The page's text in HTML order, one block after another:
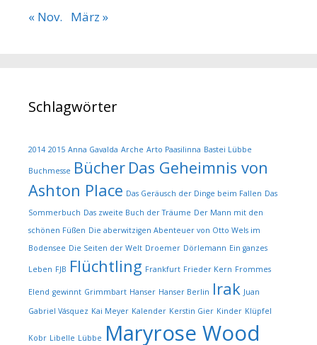
« Nov. März »
Schlagwörter
2014 2015 Anna Gavalda Arche Arto Paasilinna Bastei Lübbe
Buchmesse Bücher Das Geheimnis von
Ashton Place Das Geräusch der Dinge beim Fallen Das
Sommerbuch Das zweite Buch der Träume Der Mann mit den
schönen Füßen Die aberwitzigen Abenteuer von Otto Wels im
Bodensee Die Seiten der Welt Droemer Dörlemann Ein ganzes
Leben FJB Flüchtling Frankfurt Frieder Kern Frommes
Elend gewinnt Grimmbart Hanser Hanser Berlin Irak Juan
Gabriel Vásquez Kai Meyer Kalender Kerstin Gier Kinder Klüpfel
Kobr Libelle Lübbe Maryrose Wood